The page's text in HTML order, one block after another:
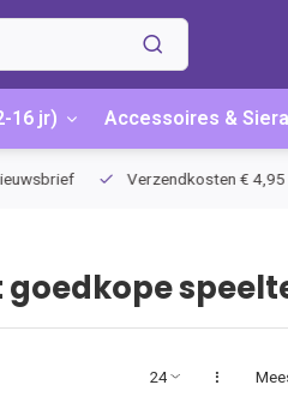
16 jr) Accessoires &
Verzendkosten € 4,95 /